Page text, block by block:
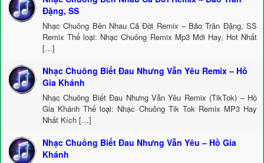
Đặng, SS
Nhạc Chuông Bên Nhau Cả Đời Remix – Bảo Trân Đặng, SS
Remix Thể loại: Nhạc Chuông Remix Mp3 Mới Hay, Hot Nhất
[…]
Nhạc Chuông Biết Đau Nhưng Vẫn Yêu Remix – Hồ
Gia Khánh
Nhạc Chuông Biết Đau Nhưng Vẫn Yêu Remix (TikTok) – Hồ
Gia Khánh Thể loại: Nhạc Chuông Tik Tok Remix MP3 Hay
Nhất Kích […]
Nhạc Chuông Biết Đau Nhưng Vẫn Yêu – Hồ Gia
Khánh